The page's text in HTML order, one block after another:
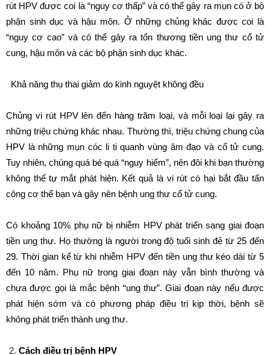
rút HPV được coi là “nguy cơ thấp” và có thể gây ra mụn có ở bộ
phận sinh dục và hậu môn. Ở những chủng khác được coi là
“nguy cơ cao” và có thể gây ra tổn thương tiền ung thư cổ tử
cung, hậu môn và các bộ phận sinh dục khác.
Khả năng thụ thai giảm do kinh nguyệt không đều
Chủng vi rút HPV lên đến hàng trăm loại, và mỗi loại lại gây ra
những triệu chứng khác nhau. Thường thì, triệu chứng chung của
HPV là những mụn cóc li ti quanh vùng âm đạo và cổ tử cung.
Tuy nhiên, chúng quá bé quá “nguy hiểm”, nên đôi khi bạn thường
không thể tự mắt phát hiện. Kết quả là vi rút có hại bắt đầu tấn
công cơ thể bạn và gây nên bệnh ung thư cổ tử cung.
Có khoảng 10% phụ nữ bị nhiễm HPV phát triển sang giai đoạn
tiền ung thư. Họ thường là người trong độ tuổi sinh đẻ từ 25 đến
29. Thời gian kể từ khi nhiễm HPV đến tiền ung thư kéo dài từ 5
đến 10 năm. Phụ nữ trong giai đoạn này vẫn bình thường và
chưa được gọi là mắc bệnh “ung thư”. Giai đoạn này nếu được
phát hiện sớm và có phương pháp điều trị kịp thời, bệnh sẽ
không phát triển thành ung thư.
Cách điều trị bệnh HPV